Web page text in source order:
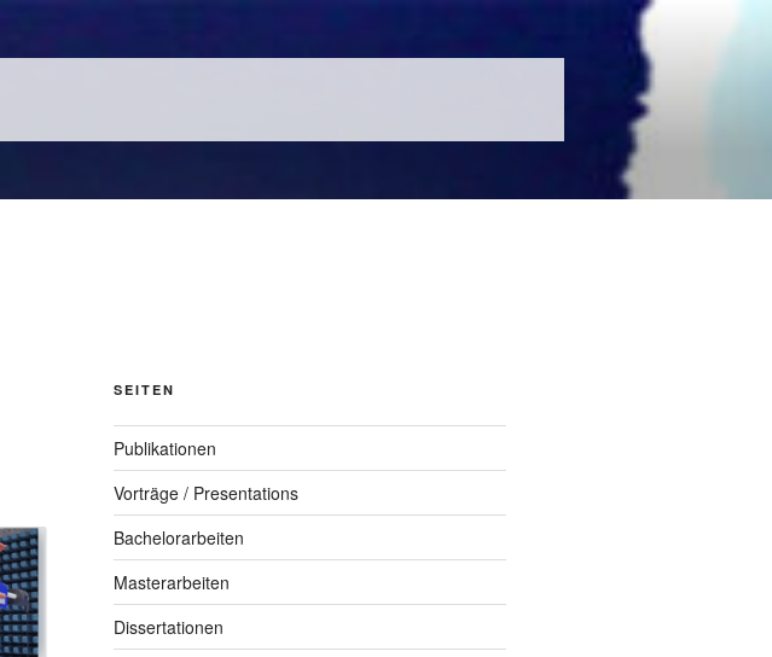
SEITEN
Publikationen
Vorträge / Presentations
Bachelorarbeiten
Masterarbeiten
Dissertationen